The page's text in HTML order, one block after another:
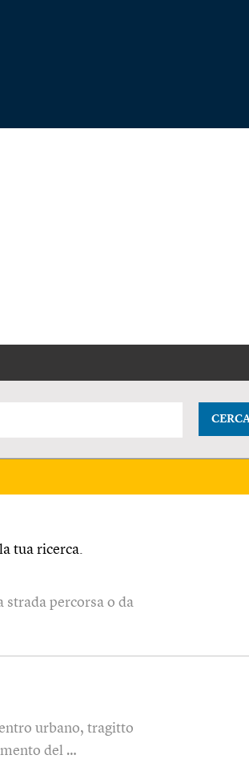
CERCA
tua ricerca.
strada percorsa o da
urbano, tragitto
del …